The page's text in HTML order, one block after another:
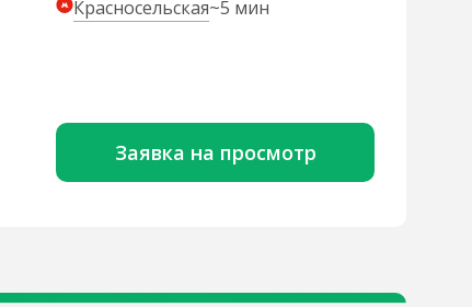
Красносельская~5 мин
Заявка на просмотр